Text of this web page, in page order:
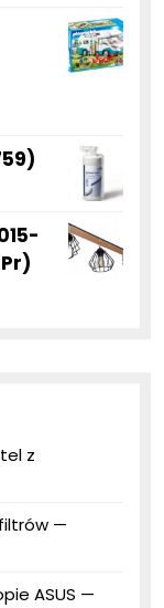
z
—
ASUS —